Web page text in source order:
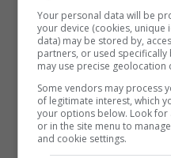
Your personal data will be
your device (cookies,
data) may be stored by,
partners, or used
may use precise geolocation
Some vendors may process
of legitimate interest, which
your options below. Look
or in the site menu to
and cookie settings.